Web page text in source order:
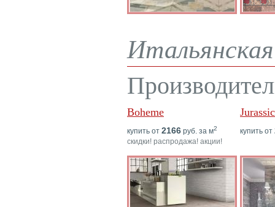
Boheme
купить от 2166 руб. за м2
скидки! распродажа! акции!
купить от